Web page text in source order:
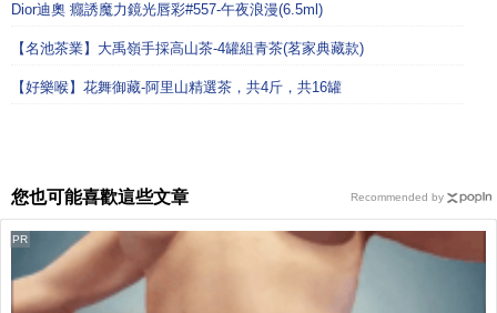
Dior迪奧 癮誘魔力鏡光唇彩#557-午夜浪漫(6.5ml)
【名池茶業】大禹嶺手採高山茶-4罐組青茶(茗家典藏款)
【好樂喉】花舞御藏-阿里山精選茶，共4斤，共16罐
您也可能喜歡這些文章
PR
Recommended by